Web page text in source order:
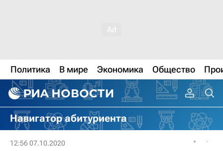
Политика В мире Экономика Общество
Навигатор абитуриента
12:56 07.10.2020